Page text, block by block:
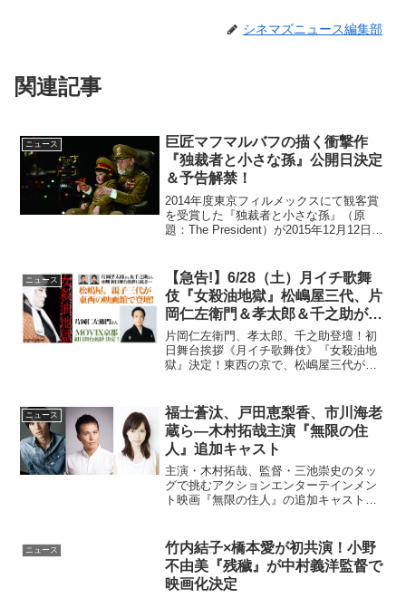
シネマズニュース編集部
関連記事
ニュース
巨匠マフマルバフの描く衝撃作
『独裁者と小さな孫』公開日決定
＆予告解禁！
2014年度東京フィルメックスにて観客賞
を受賞した『独裁者と小さな孫』（原
題：The President）が2015年12月12日
ル、ならびに予告編も解禁となってい
る。老...
ニュース
【急告!】6/28（土）月イチ歌舞
伎『女殺油地獄』松嶋屋三代、片
岡仁左衛門＆孝太郎＆千之助が東
西の映画館で初日舞台挨拶♪
片岡仁左衛門、孝太郎、千之助登壇！初
日舞台挨拶《月イチ歌舞伎》『女殺油地
獄』決定！東西の京で、松嶋屋三代が皆
家族ご友人の皆さまご一緒に劇場に足を
お運びください。チケット...
ニュース
福士蒼汰、戸田恵梨香、市川海老
蔵ら―木村拓哉主演『無限の住
人』追加キャスト
主演・木村拓哉、監督・三池崇史のタッ
グで挑むアクションエンターテインメン
ト映画『無限の住人』の追加キャストが
た伝説の人斬り万次(木村拓哉)。罠にはめ
られ妹を失い＜生...
ニュース
竹内結子×橋本愛が初共演！小野
不由美『残穢』が中村義洋監督で
映画化決定